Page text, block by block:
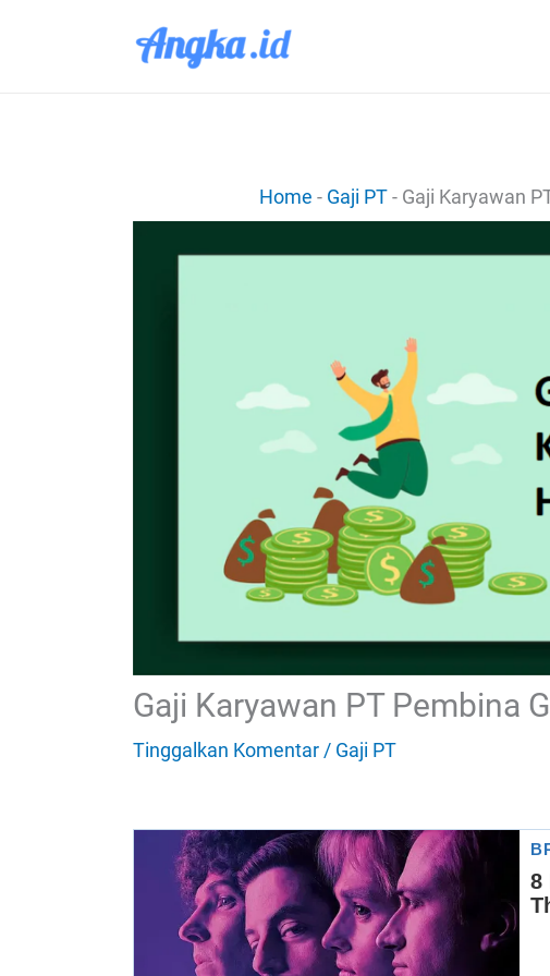
Home - Gaji PT- Gaji Karyawan
Gaji Karyawan PT Pembina
Tinggalkan Komentar/ Gaji PT